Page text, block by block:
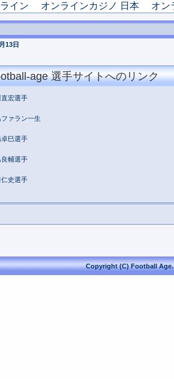
イン オンラインカジノ 日本 オン
13日
age 選手サイトへのリンク
直宏選手
ァラン一生
卓巳選手
良輔選手
仁史選手
Copyright (C) Football